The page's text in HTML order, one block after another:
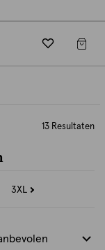
13 Resultaten
3XL
Refine